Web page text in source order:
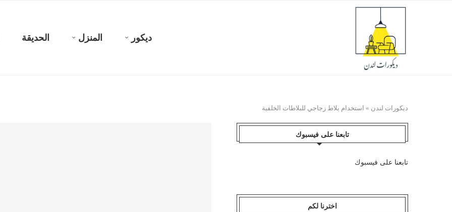
ديكور المنزل الحديقة
ديكورات لندن » استخدام بلاط زجاجي للبلاطات الخلفية
تابعنا على فيسبوك
تابعنا على فيسبوك
اخترنا لكم